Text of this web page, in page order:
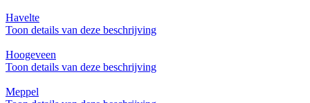
Havelte
Toon details van deze beschrijving
Hoogeveen
Toon details van deze beschrijving
Meppel